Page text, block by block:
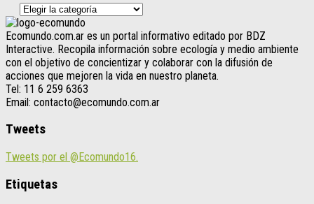
Categorías
Ecomundo.com.ar es un portal informativo editado por BDZ
Interactive. Recopila información sobre ecología y medio ambiente
con el objetivo de concientizar y colaborar con la difusión de
acciones que mejoren la vida en nuestro planeta.
Tel: 11 6 259 6363
Email: contacto@ecomundo.com.ar
Tweets
Tweets por el @Ecomundo16.
Etiquetas